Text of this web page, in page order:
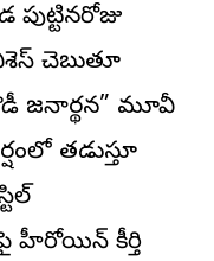
చెబుతూ
జనార్థన” మూవీ
తడుస్తూ
హీరోయిన్ కీర్తి